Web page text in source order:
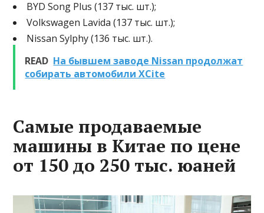
BYD Song Plus (137 тыс. шт.);
Volkswagen Lavida (137 тыс. шт.);
Nissan Sylphy (136 тыс. шт.).
READ На бывшем заводе Nissan продолжат
собирать автомобили XCite
Самые продаваемые
машины в Китае по цене
от 150 до 250 тыс. юаней